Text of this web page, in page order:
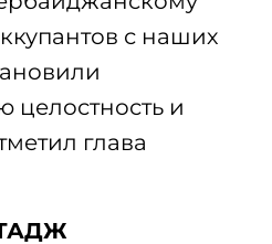
с наших
целостность и
глава